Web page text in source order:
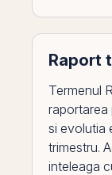
Raport
Termenul
raportarea
si evolutia
trimestru.
inteleaga